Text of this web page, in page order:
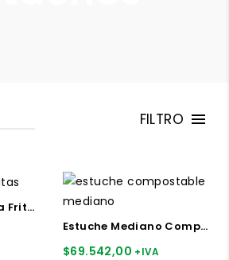
FILTRO
Estuche Kraft Papa Frita x 150u.
Estuche Mediano Compostable Color Beige ( Natural)
$69.542,00 +IVA